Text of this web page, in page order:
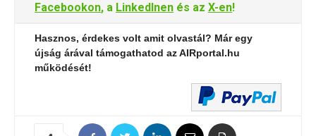
Facebookon, a LinkedInen és az X-en!
Hasznos, érdekes volt amit olvastál? Már egy
újság árával támogathatod az AIRportal.hu
működését!